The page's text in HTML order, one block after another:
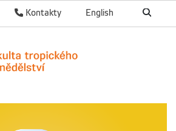
English
Kontakty